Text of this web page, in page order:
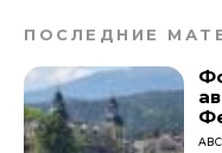
ПОСЛЕДНИЕ